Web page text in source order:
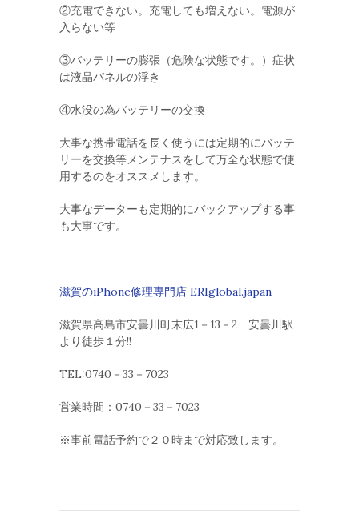
②充電できない。充電しても増えない。電源が
入らない等
③バッテリーの膨張（危険な状態です。）症状
は液晶パネルの浮き
④水没の為バッテリーの交換
大事な携帯電話を長く使うには定期的にバッテ
リーを交換等メンテナスをして万全な状態で使
用するのをオススメします。
大事なデーターも定期的にバックアップする事
も大事です。
滋賀のiPhone修理専門店 ERIglobal.japan
滋賀県高島市安曇川町末広1－13－2 安曇川駅
より徒歩１分!!
TEL:0740－33－7023
営業時間：0740－33－7023
※事前電話予約で２０時まで対応致します。